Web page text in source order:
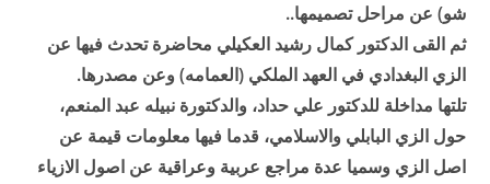
شو) عن مراحل تصميمها..
ثم القى الدكتور كمال رشيد العكيلي محاضرة تحدث فيها عن
الزي البغدادي في العهد الملكي (العمامه) وعن مصدرها.
تلتها مداخلة للدكتور علي حداد، والدكتورة نبيله عبد المنعم،
حول الزي البابلي والاسلامي، قدما فيها معلومات قيمة عن
اصل الزي وسميا عدة مراجع عربية وعراقية عن اصول الازياء